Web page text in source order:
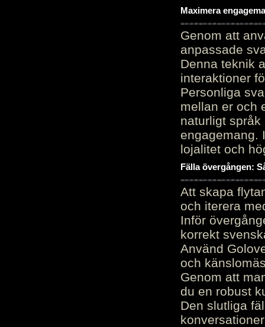
Maximera
Genom att
anpassade
Denna teknik
interaktioner
Personliga
mellan er och
naturligt
engagemang.
lojalitet och
Fälla övergången:
Att skapa
och iterera
Inför
korrekt
Använd
och
Genom att
du en robust
Den slutliga